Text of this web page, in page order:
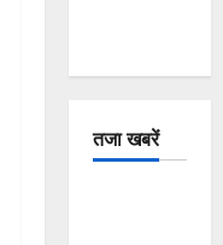
तजा खबरें